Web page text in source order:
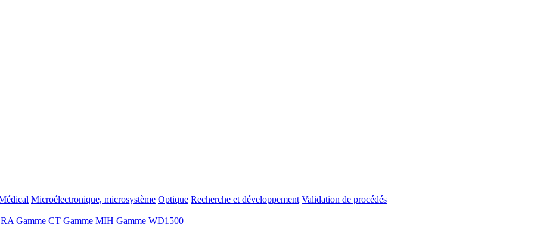
Microélectronique, microsystème Optique Recherche et développement Validation de procédés
Gamme CT Gamme MIH Gamme WD1500